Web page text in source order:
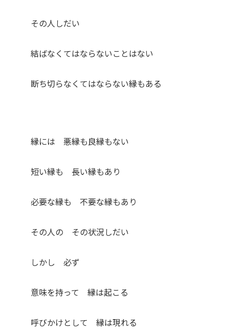
その人しだい
結ばなくてはならないことはない
断ち切らなくてはならない縁もある
縁には 悪縁も良縁もない
短い縁も 長い縁もあり
必要な縁も 不要な縁もあり
その人の その状況しだい
しかし 必ず
意味を持って 縁は起こる
呼びかけとして 縁は現れる